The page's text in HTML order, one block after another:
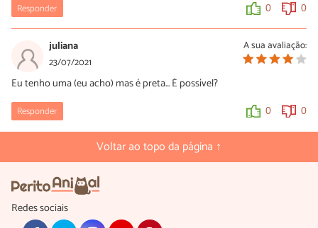
Responder 0 0
A sua avaliação:
juliana
23/07/2021
Eu tenho uma (eu acho) mas é preta... É possível?
Responder 0 0
Voltar ao topo da página ↑
Redes sociais